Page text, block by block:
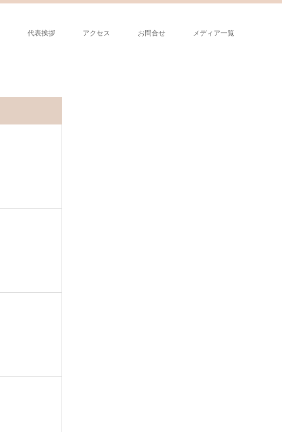
代表挨拶 アクセス お問合せ メディア一覧